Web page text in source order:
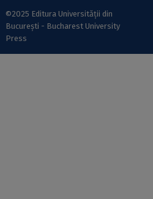
©2025 Editura Universității din
București - Bucharest University
Press